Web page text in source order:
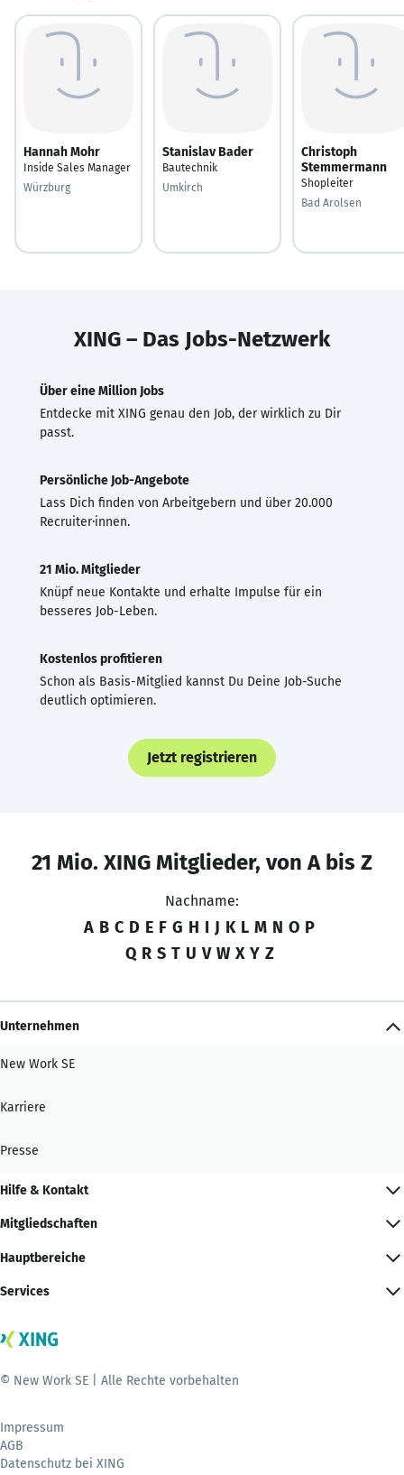
Hannah Mohr
Inside Sales Manager
Würzburg
Stanislav Bader
Bautechnik
Umkirch
Christoph
Stemmermann
Shopleiter
Bad Arolsen
XING – Das Jobs-Netzwerk
Über eine Million Jobs
Entdecke mit XING genau den Job, der wirklich zu Dir
passt.
Persönliche Job-Angebote
Lass Dich finden von Arbeitgebern und über 20.000
Recruiter·innen.
21 Mio. Mitglieder
Knüpf neue Kontakte und erhalte Impulse für ein
besseres Job-Leben.
Kostenlos profitieren
Schon als Basis-Mitglied kannst Du Deine Job-Suche
deutlich optimieren.
Jetzt registrieren
21 Mio. XING Mitglieder, von A bis Z
Nachname:
A B C D E F G H I J K L M N O P
Q R S T U V W X Y Z
Unternehmen
New Work SE
Karriere
Presse
Hilfe & Kontakt
Mitgliedschaften
Hauptbereiche
Services
© New Work SE | Alle Rechte vorbehalten
Impressum
AGB
Datenschutz bei XING